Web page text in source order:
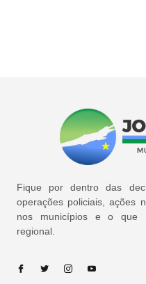
Fique por dentro das
operações policiais, ações
nos municípios e o que
regional.